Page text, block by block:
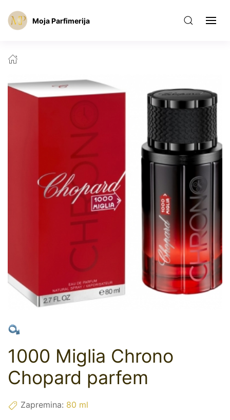
Moja Parfimerija
1000 Miglia Chrono
Chopard parfem
Zapremina: 80 ml